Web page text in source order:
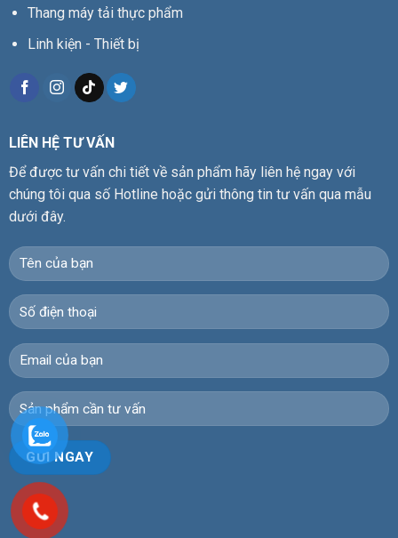
Thang máy tải thực phẩm
Linh kiện - Thiết bị
LIÊN HỆ TƯ VẤN
Để được tư vấn chi tiết về sản phẩm hãy liên hệ ngay với
chúng tôi qua số Hotline hoặc gửi thông tin tư vấn qua mẫu
dưới đây.